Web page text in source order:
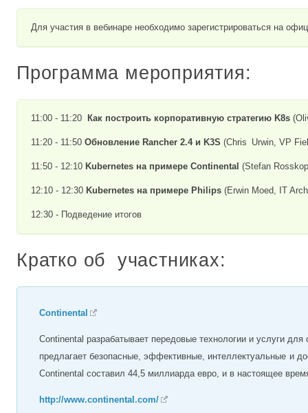
Для участия в вебинаре необходимо зарегистрироваться на
Программа мероприятия:
11:00 - 11:20 Как построить корпоративную стратегию K8s
11:20 - 11:50 Обновление Rancher 2.4 и K3S (Chris Urwin, VP
11:50 - 12:10 Kubernetes на примере Continental (Stefan
12:10 - 12:30 Kubernetes на примере Philips (Erwin Moed, IT
12:30 - Подведение итогов
Кратко об участниках:
Continental
Continental разрабатывает передовые технологии и услуги
предлагает безопасные, эффективные, интеллектуальные и
Continental составил 44,5 миллиарда евро, и в настоящее
http://www.continental.com/